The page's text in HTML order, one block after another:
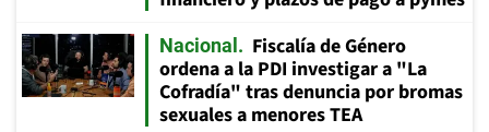
Nacional
Fiscalía de Género
ordena a la PDI investigar a "La
Cofradía" tras denuncia por bromas
sexuales a menores TEA